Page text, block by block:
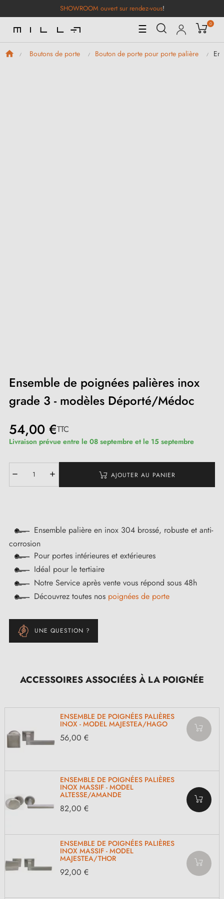
SHOWROOM ouvert sur rendez-vous!
Basculer
la
navigation
☰ 0
Boutons de porte Bouton de porte pour porte palière
Ensemble de poignées palières inox
grade 3 - modèles Déporté/Médoc
54,00 €TTC
Livraison prévue entre le 08 septembre et le 15 septembre
AJOUTER AU PANIER
Ensemble palière en inox 304 brossé, robuste et anti-
corrosion
Pour portes intérieures et extérieures
Idéal pour le tertiaire
Notre Service après vente vous répond sous 48h
Découvrez toutes nos poignées de porte
UNE QUESTION ?
ACCESSOIRES ASSOCIÉES À LA POIGNÉE
ENSEMBLE DE POIGNÉES PALIÈRES
INOX - MODEL MAJESTEA/HAGO
56,00 €
ENSEMBLE DE POIGNÉES PALIÈRES
INOX MASSIF - MODEL
ALTESSE/AMANDE
82,00 €
ENSEMBLE DE POIGNÉES PALIÈRES
INOX MASSIF - MODEL
MAJESTEA/THOR
92,00 €